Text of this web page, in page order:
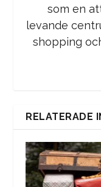
som en
levande
shopping
RELATERADE